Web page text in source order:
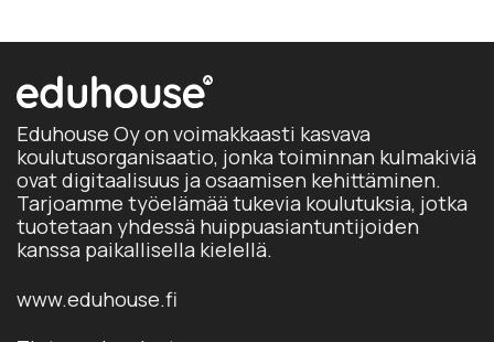
Eduhouse Oy on voimakkaasti kasvava
koulutusorganisaatio, jonka toiminnan kulmakiviä
ovat digitaalisuus ja osaamisen kehittäminen.
Tarjoamme työelämää tukevia koulutuksia, jotka
tuotetaan yhdessä huippuasiantuntijoiden
kanssa paikallisella kielellä.
www.eduhouse.fi